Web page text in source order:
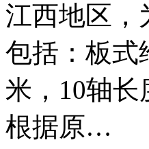
江西地区，
包括：板式
米，10轴
根据原…